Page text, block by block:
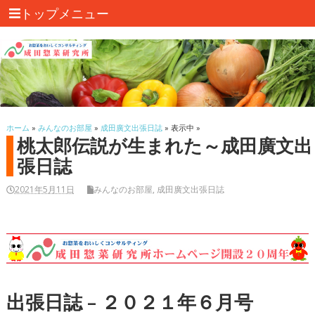
トップメニュー
ホーム » みんなのお部屋 » 成田廣文出張日誌» 表示中 »
桃太郎伝説が生まれた～成田廣文出
張日誌
2021年5月11日 みんなのお部屋, 成田廣文出張日誌
出張日誌 – ２０２１年６月号